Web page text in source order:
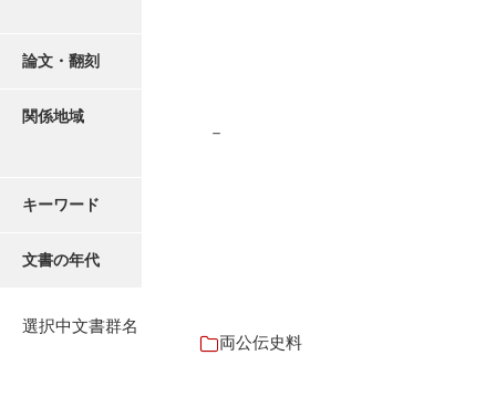
論文・翻刻
関係地域
－
キーワード
文書の年代
選択中文書群名
両公伝史料